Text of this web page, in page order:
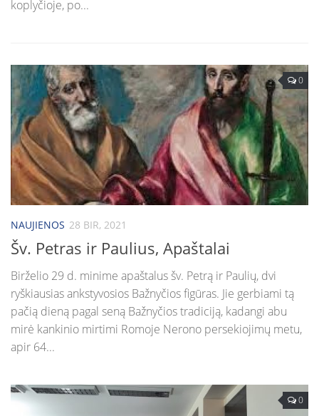
koplyčioje, po...
0
NAUJIENOS 28 BIR, 2021
Šv. Petras ir Paulius, Apaštalai
Birželio 29 d. minime apaštalus šv. Petrą ir Paulių, dvi
ryškiausias ankstyvosios Bažnyčios figūras. Jie gerbiami tą
pačią dieną pagal seną Bažnyčios tradiciją, kadangi abu
mirė kankinio mirtimi Romoje Nerono persekiojimų metu,
apir 64...
0